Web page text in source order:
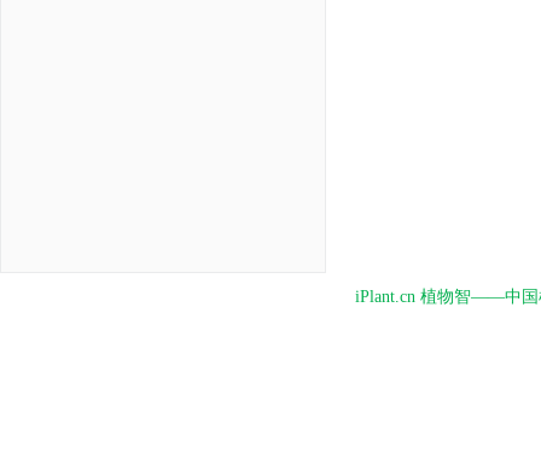
iPlant.cn 植物智——中国